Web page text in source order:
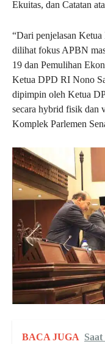
Ekuitas, dan Catatan
“Dari penjelasan
dilihat fokus APBN
19 dan Pemulihan
Ketua DPD RI Nono
dipimpin oleh Ketua
secara hybrid fisik dan
Komplek Parlemen
BACA JUGA